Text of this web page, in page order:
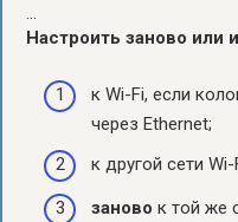
…
Настроить заново или
к Wi-Fi, если
через Ethernet;
к другой сети Wi-
заново к той же